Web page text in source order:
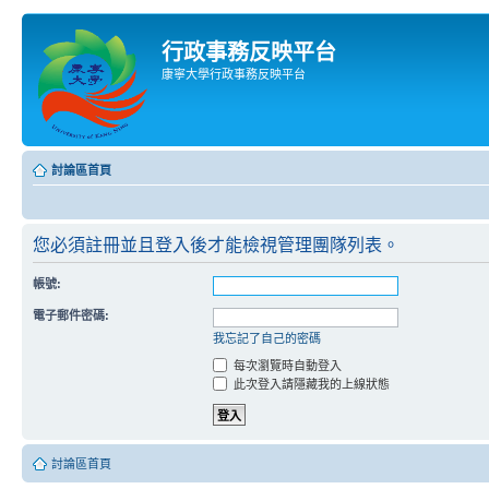
行政事務反映平台
康寧大學行政事務反映平台
討論區首頁
您必須註冊並且登入後才能檢視管理團隊列表。
帳號:
電子郵件密碼:
我忘記了自己的密碼
每次瀏覽時自動登入
此次登入請隱藏我的上線狀態
討論區首頁